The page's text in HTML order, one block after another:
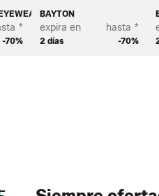
*
-70%
BAYTON
expira en
2 días
hasta *
-70%